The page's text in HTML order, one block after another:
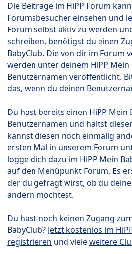
Die Beiträge im HiPP Forum
Forumsbesucher einsehen und
Forum selbst aktiv zu werden
schreiben, benötigst du einen
BabyClub. Die von dir im Forum
werden unter deinem HiPP Mein
Benutzernamen veröffentlicht.
das, wenn du deinen
Du hast bereits einen HiPP Mein
Benutzernamen und hältst
kannst diesen noch einmalig
ersten Mal in unserem Forum
logge dich dazu im HiPP Mein
auf den Menüpunkt Forum. Es
der du gefragt wirst, ob du
ändern möchtest.
Du hast noch keinen Zugang
BabyClub? Jetzt kostenlos im
registrieren und vieleweitere